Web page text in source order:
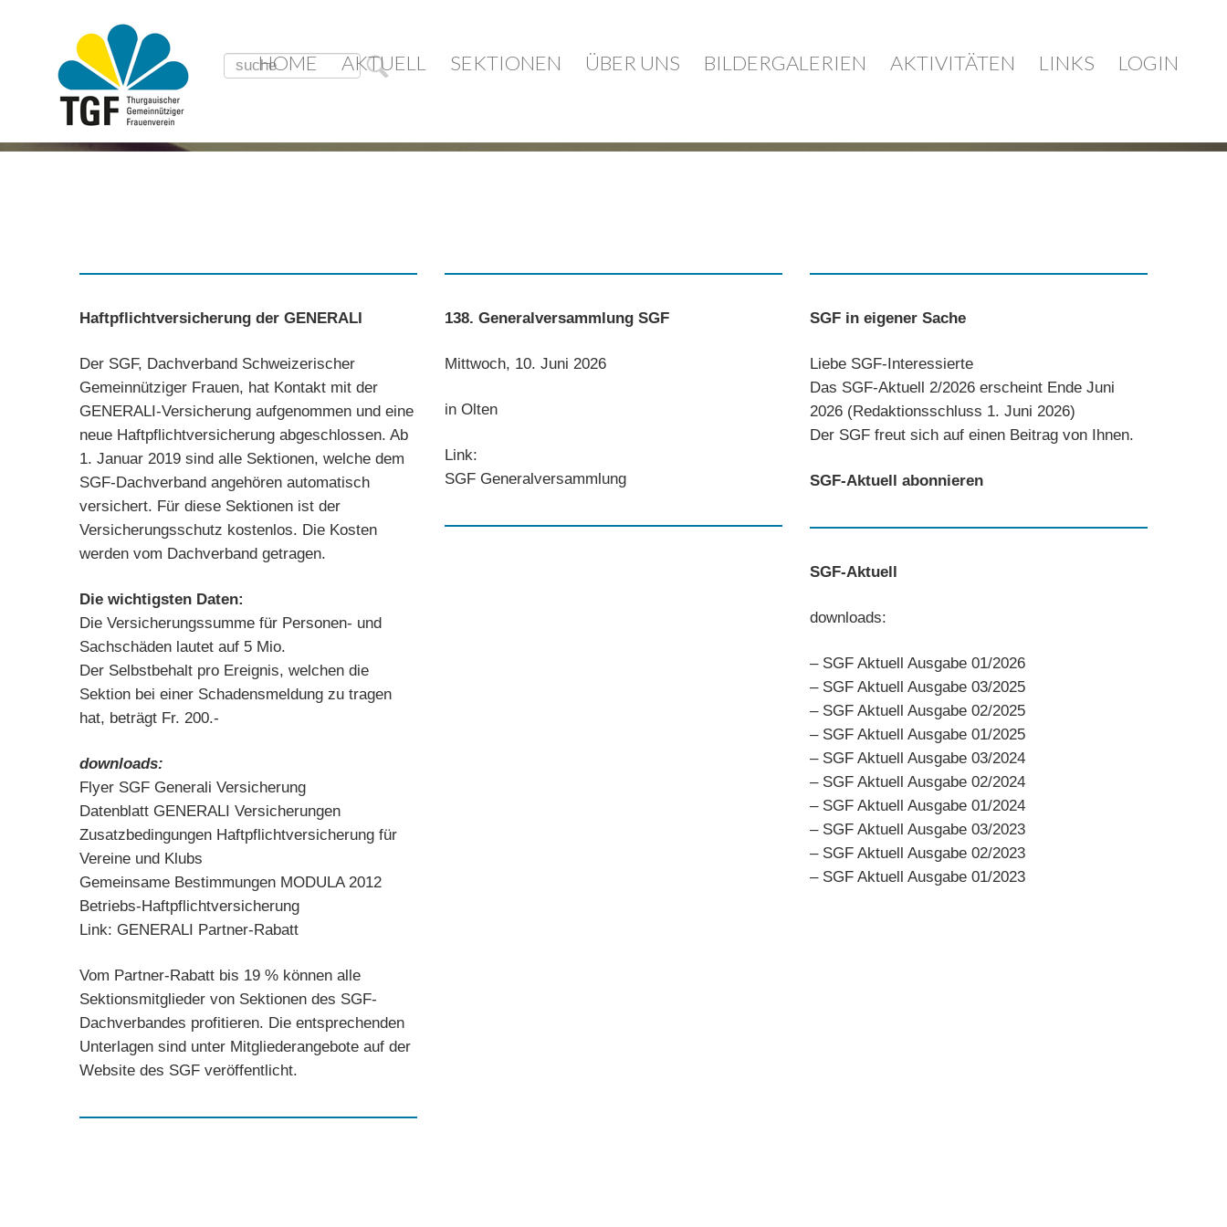
HOME AKTUELL SEKTIONEN ÜBER UNS BILDERGALERIEN AKTIVITÄTEN LINKS LOGIN
Haftpflichtversicherung der GENERALI
Der SGF, Dachverband Schweizerischer
Gemeinnütziger Frauen, hat Kontakt mit der
GENERALI-Versicherung aufgenommen und eine
neue Haftpflichtversicherung abgeschlossen. Ab
1. Januar 2019 sind alle Sektionen, welche dem
SGF-Dachverband angehören automatisch
versichert. Für diese Sektionen ist der
Versicherungsschutz kostenlos. Die Kosten
werden vom Dachverband getragen.
Die wichtigsten Daten:
Die Versicherungssumme für Personen- und
Sachschäden lautet auf 5 Mio.
Der Selbstbehalt pro Ereignis, welchen die
Sektion bei einer Schadensmeldung zu tragen
hat, beträgt Fr. 200.-
downloads:
Flyer SGF Generali Versicherung
Datenblatt GENERALI Versicherungen
Zusatzbedingungen Haftpflichtversicherung für
Vereine und Klubs
Gemeinsame Bestimmungen MODULA 2012
Betriebs-Haftpflichtversicherung
Link: GENERALI Partner-Rabatt
Vom Partner-Rabatt bis 19 % können alle
Sektionsmitglieder von Sektionen des SGF-
Dachverbandes profitieren. Die entsprechenden
Unterlagen sind unter Mitgliederangebote auf der
Website des SGF veröffentlicht.
138. Generalversammlung SGF
Mittwoch, 10. Juni 2026
in Olten
Link:
SGF Generalversammlung
SGF in eigener Sache
Liebe SGF-Interessierte
Das SGF-Aktuell 2/2026 erscheint Ende Juni
2026 (Redaktionsschluss 1. Juni 2026)
Der SGF freut sich auf einen Beitrag von Ihnen.
SGF-Aktuell abonnieren
SGF-Aktuell
downloads:
– SGF Aktuell Ausgabe 01/2026
– SGF Aktuell Ausgabe 03/2025
– SGF Aktuell Ausgabe 02/2025
– SGF Aktuell Ausgabe 01/2025
– SGF Aktuell Ausgabe 03/2024
– SGF Aktuell Ausgabe 02/2024
– SGF Aktuell Ausgabe 01/2024
– SGF Aktuell Ausgabe 03/2023
– SGF Aktuell Ausgabe 02/2023
– SGF Aktuell Ausgabe 01/2023